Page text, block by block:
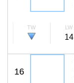
TW LW
14
16